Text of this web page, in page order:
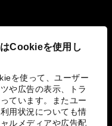
Cookieを使用し
を使って、ユーザー
や広告の表示、トラ
ています。またユー
用状況についても情
ルメディアや広告配